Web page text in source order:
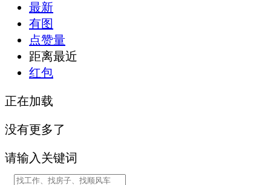
最新
有图
点赞量
距离最近
红包
正在加载
没有更多了
请输入关键词